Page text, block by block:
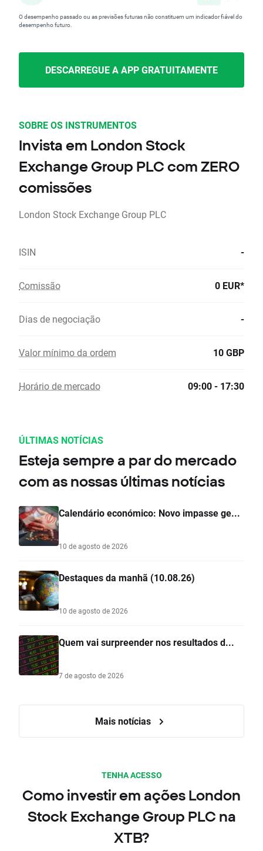
O desempenho passado ou as previsões futuras não constituem um indicador fiável do
desempenho futuro.
DESCARREGUE A APP GRATUITAMENTE
SOBRE OS INSTRUMENTOS
Invista em London Stock
Exchange Group PLC com ZERO
comissões
London Stock Exchange Group PLC
ISIN -
Comissão 0 EUR*
Dias de negociação -
Valor mínimo da ordem 10 GBP
Horário de mercado 09:00 - 17:30
ÚLTIMAS NOTÍCIAS
Esteja sempre a par do mercado
com as nossas últimas notícias
Calendário económico: Novo impasse ge...
10 de agosto de 2026
Destaques da manhã (10.08.26)
10 de agosto de 2026
Quem vai surpreender nos resultados d...
7 de agosto de 2026
Mais notícias
TENHA ACESSO
Como investir em ações London
Stock Exchange Group PLC na
XTB?